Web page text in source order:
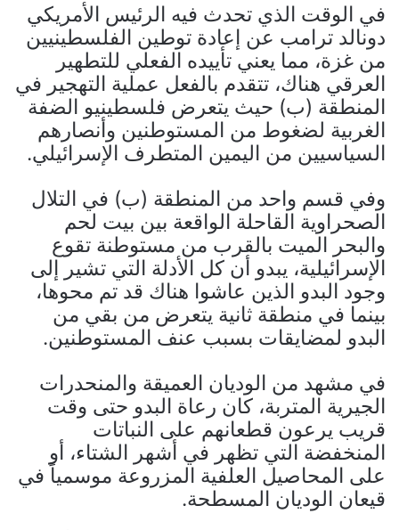
في الوقت الذي تحدث فيه الرئيس الأمريكي
دونالد ترامب عن إعادة توطين الفلسطينيين
من غزة، مما يعني تأييده الفعلي للتطهير
العرقي هناك، تتقدم بالفعل عملية التهجير في
المنطقة (ب) حيث يتعرض فلسطينيو الضفة
الغربية لضغوط من المستوطنين وأنصارهم
السياسيين من اليمين المتطرف الإسرائيلي.
وفي قسم واحد من المنطقة (ب) في التلال
الصحراوية القاحلة الواقعة بين بيت لحم
والبحر الميت بالقرب من مستوطنة تقوع
الإسرائيلية، يبدو أن كل الأدلة التي تشير إلى
وجود البدو الذين عاشوا هناك قد تم محوها،
بينما في منطقة ثانية يتعرض من بقي من
البدو لمضايقات بسبب عنف المستوطنين.
في مشهد من الوديان العميقة والمنحدرات
الجيرية المتربة، كان رعاة البدو حتى وقت
قريب يرعون قطعانهم على النباتات
المنخفضة التي تظهر في أشهر الشتاء، أو
على المحاصيل العلفية المزروعة موسمياً في
قيعان الوديان المسطحة.